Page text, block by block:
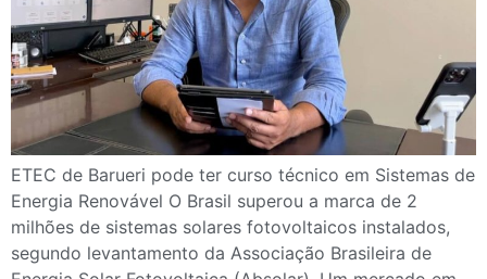
ETEC de Barueri pode ter curso técnico em Sistemas de
Energia Renovável O Brasil superou a marca de 2
milhões de sistemas solares fotovoltaicos instalados,
segundo levantamento da Associação Brasileira de